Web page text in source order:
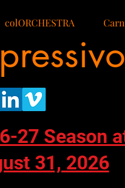
colORCHESTRA
27 Season
31, 2026